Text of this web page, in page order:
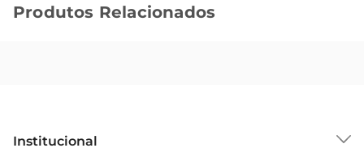
Esse corte de carne é extremamente versátil e
como cebolas caramelizadas ou ervas frescas.
Produtos Relacionados
Institucional